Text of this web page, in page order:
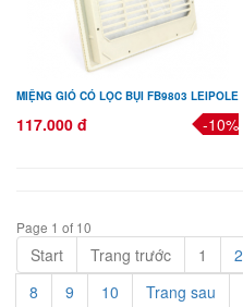
MIỆNG GIÓ CÓ LỌC BỤI FB9803 LEIPOLE
117.000 đ -10%
Page 1 of 10
Start Trang trước 1 2
8
9 10 Trang sau